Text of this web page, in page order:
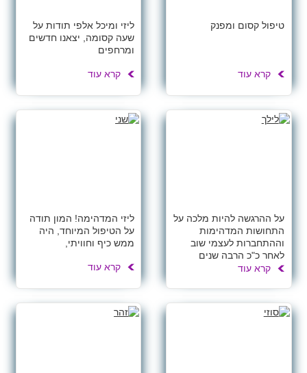
טיפול קסום ומפנק
קרא עוד
ליזי ומיכל אלפי תודות על
שעה קסומה, יצאנו חדשים
ומרחפים
קרא עוד
על ההרגשה להיות מלכה על
התחושות המדהימות
וההתחברות לעצמי שוב
לאחר כ"כ הרבה שנים
קרא עוד
ליזי המדהימה! המון תודה
על הטיפול המיוחד, היה
ממש כיף וחוויתי,
קרא עוד